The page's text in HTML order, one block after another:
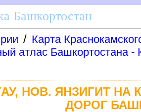
Башкортостан
/ Карта
атлас Башкортостана -
НОВ. ЯНЗИГИТ
ДОРОГ